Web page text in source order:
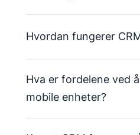
sanntidstilgang til de
Fleksibiliteten i mobilt CRM
travle selgere i store og små
Hvordan fungerer
En mobil CRM-plattform gir
Hva er fordelene ved
mobile enheter?